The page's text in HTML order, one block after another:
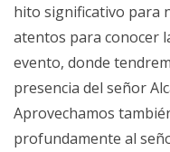
hito significativo para
atentos para conocer
evento, donde
presencia del señor
Aprovechamos
profundamente al